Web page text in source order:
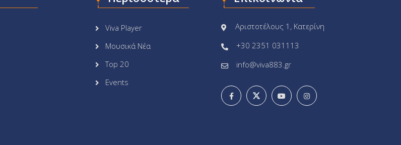
Viva Player
Μουσικά Νέα
Top 20
Events
Αριστοτέλους 1, Κατερίνη
+30 2351 031113
info@viva883.gr